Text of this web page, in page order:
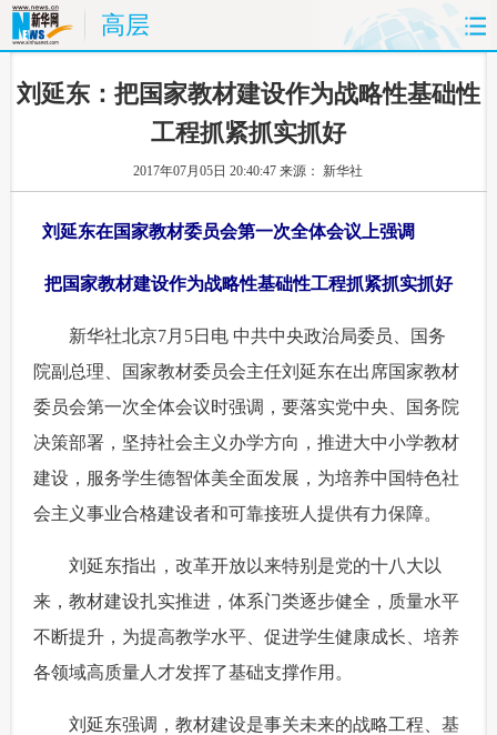
高层
首页 时政 国际 财经
体育 人事
时尚 思客 地方 法治
图片 视频 彩票 食品
旅游 健康 信息化 数据
金融 公益 军事 无人机
新华电视中文 新华电视英文 返回PC
刘延东：把国家教材建设作为战略性基础性
工程抓紧抓实抓好
2017年07月05日 20:40:47来源： 新华社
刘延东在国家教材委员会第一次全体会议上强调
把国家教材建设作为战略性基础性工程抓紧抓实抓好
新华社北京7月5日电 中共中央政治局委员、国务
院副总理、国家教材委员会主任刘延东在出席国家教材
委员会第一次全体会议时强调，要落实党中央、国务院
决策部署，坚持社会主义办学方向，推进大中小学教材
建设，服务学生德智体美全面发展，为培养中国特色社
会主义事业合格建设者和可靠接班人提供有力保障。
刘延东指出，改革开放以来特别是党的十八大以
来，教材建设扎实推进，体系门类逐步健全，质量水平
不断提升，为提高教学水平、促进学生健康成长、培养
各领域高质量人才发挥了基础支撑作用。
刘延东强调，教材建设是事关未来的战略工程、基